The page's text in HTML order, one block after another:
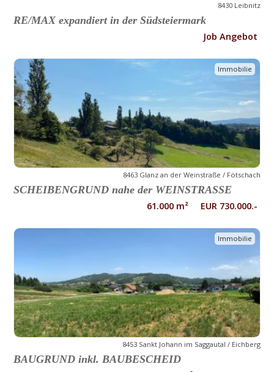
8430 Leibnitz
RE/MAX expandiert in der Südsteiermark
Job Angebot
Immobilie
8463 Glanz an der Weinstraße / Fötschach
SCHEIBENGRUND nahe der WEINSTRASSE
61.000 m² EUR 730.000.-
Immobilie
8453 Sankt Johann im Saggautal / Eichberg
BAUGRUND inkl. BAUBESCHEID